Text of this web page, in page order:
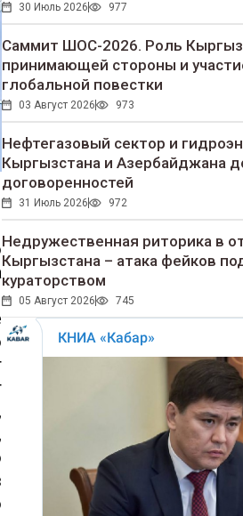
30 Июль 2026 977
Саммит ШОС-2026. Роль
принимающей стороны и
глобальной повестки
03 Август 2026 973
Нефтегазовый сектор и
Кыргызстана и Азербайджана
договоренностей
31 Июль 2026 972
Недружественная риторика в
Кыргызстана – атака фейков
кураторством
05 Август 2026 745